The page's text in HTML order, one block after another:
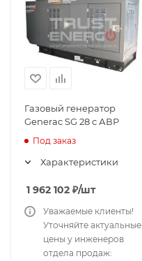
Газовый генератор
Generac SG 28 с АВР
Под заказ
Характеристики
1 962 102 ₽/шт
Уважаемые клиенты!
Уточняйте актуальные
цены у инженеров
отдела продаж: